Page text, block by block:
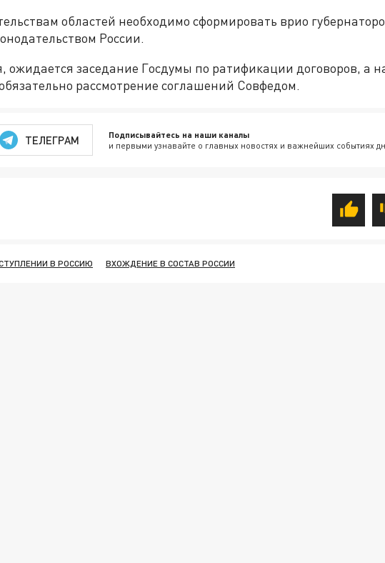
областей необходимо сформировать врио
России.
ожидается заседание Госдумы по ратификации договоров, а
рассмотрение соглашений Совфедом.
ТЕЛЕГРАМ Подписывайтесь на наши каналы
и первыми узнавайте о главных новостях и важнейших событиях
В РОССИЮ ВХОЖДЕНИЕ В СОСТАВ РОССИИ